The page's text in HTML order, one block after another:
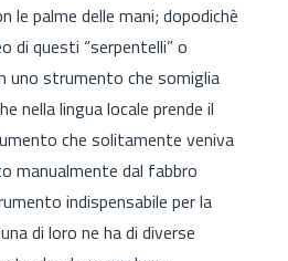
le palme delle mani; dopodichè
di questi “serpentelli” o
uno strumento che somiglia
nella lingua locale prende il
che solitamente veniva
manualmente dal fabbro
indispensabile per la
di loro ne ha di diverse